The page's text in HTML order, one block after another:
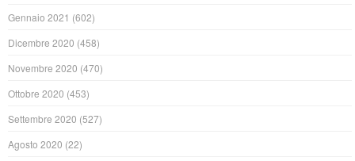
Gennaio 2021 (602)
Dicembre 2020 (458)
Novembre 2020 (470)
Ottobre 2020 (453)
Settembre 2020 (527)
Agosto 2020 (22)